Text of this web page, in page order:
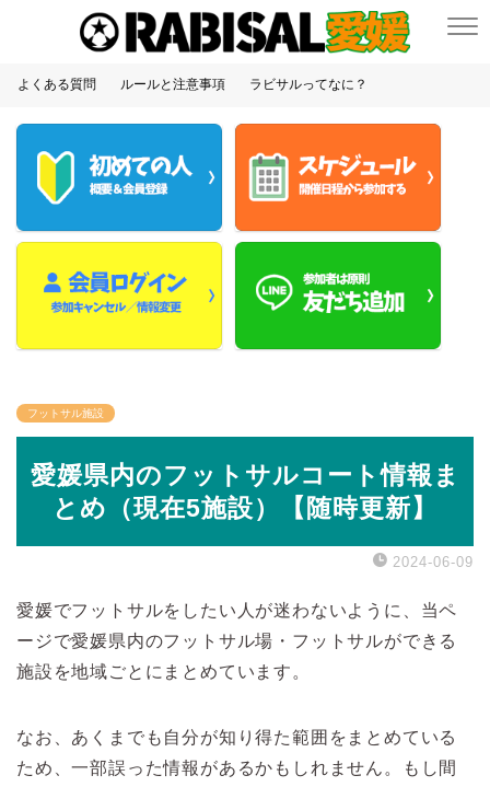
よくある質問 ルールと注意事項 ラビサルってなに？
フットサル施設
愛媛県内のフットサルコート情報ま
とめ（現在5施設）【随時更新】
2024-06-09
愛媛でフットサルをしたい人が迷わないように、当ペ
ージで愛媛県内のフットサル場・フットサルができる
施設を地域ごとにまとめています。
なお、あくまでも自分が知り得た範囲をまとめている
ため、一部誤った情報があるかもしれません。もし間